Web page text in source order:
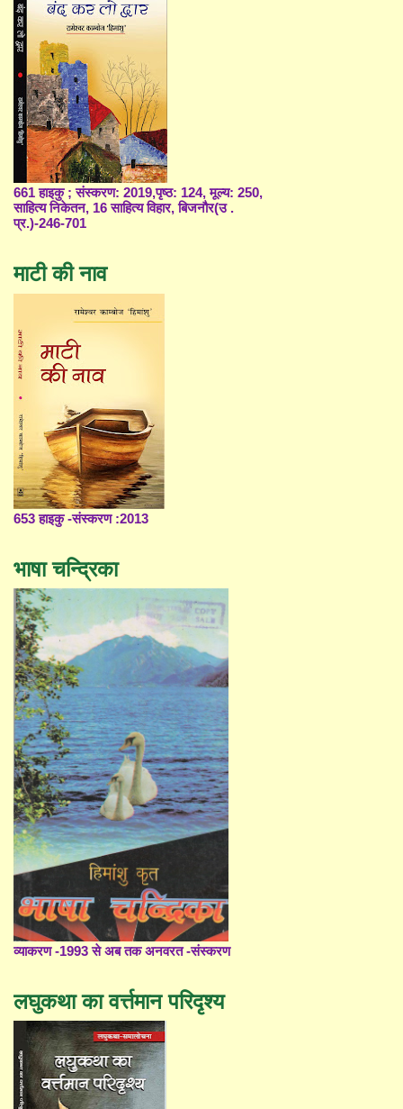
661 हाइकु ; संस्करण: 2019,पृष्ठ: 124, मूल्य: 250,
साहित्य निकेतन, 16 साहित्य विहार, बिजनौर(उ .
प्र.)-246-701
माटी की नाव
653 हाइकु -संस्करण :2013
भाषा चन्द्रिका
व्याकरण -1993 से अब तक अनवरत -संस्करण
लघुकथा का वर्त्तमान परिदृश्य